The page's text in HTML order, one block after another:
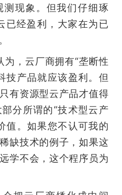
现象。但我们仔细琢
已经盈利，大家在为已
为，云厂商拥有“垄断性
技产品就应该盈利。但
有资源型云产品才值得
分所谓的“技术型云产
值。如果您不认可我的
缺技术的例子，如果这
学不会，这个程序员为